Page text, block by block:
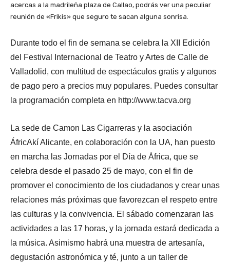
acercas a la madrileña plaza de Callao, podrás ver una peculiar
reunión de «Frikis» que seguro te sacan alguna sonrisa.
Durante todo el fin de semana se celebra la XII Edición
del Festival Internacional de Teatro y Artes de Calle de
Valladolid, con multitud de espectáculos gratis y algunos
de pago pero a precios muy populares. Puedes consultar
la programación completa en http://www.tacva.org
La sede de Camon Las Cigarreras y la asociación
ÁfricAkí Alicante, en colaboración con la UA, han puesto
en marcha las Jornadas por el Día de África, que se
celebra desde el pasado 25 de mayo, con el fin de
promover el conocimiento de los ciudadanos y crear unas
relaciones más próximas que favorezcan el respeto entre
las culturas y la convivencia. El sábado comenzaran las
actividades a las 17 horas, y la jornada estará dedicada a
la música. Asimismo habrá una muestra de artesanía,
degustación astronómica y té, junto a un taller de